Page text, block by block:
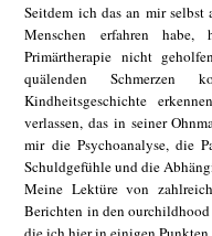
Seitdem ich das an mir
Menschen erfahren
Primärtherapie nicht
quälenden
Kindheitsgeschichte
verlassen, das in seiner
mir die Psychoanalyse, die
Schuldgefühle und die
Meine Lektüre von
Berichten in den